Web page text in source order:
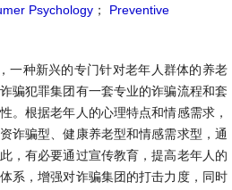
Psychology ；
Preventive
一种新兴的专门针对老年人群体的养老
骗犯罪集团有一套专业的诈骗流程和套
。根据老年人的心理特点和情感需求，
诈骗型、健康养老型和情感需求型，通
，有必要通过宣传教育，提高老年人的
系，增强对诈骗集团的打击力度，同时